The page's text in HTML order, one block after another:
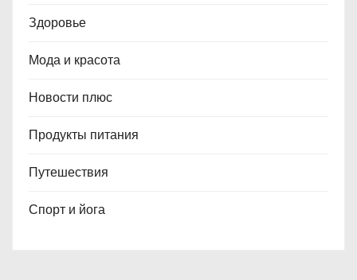
Здоровье
Мода и красота
Новости плюс
Продукты питания
Путешествия
Спорт и йога